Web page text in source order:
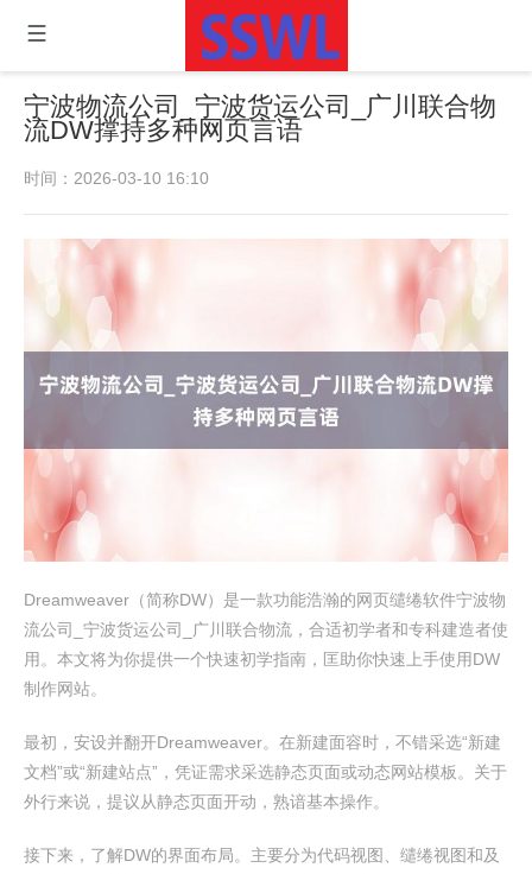
宁波物流公司_宁波货运公司_广川联合物
流DW撑持多种网页言语
时间：2026-03-10 16:10
Dreamweaver（简称DW）是一款功能浩瀚的网页缱绻软件宁波物
流公司_宁波货运公司_广川联合物流，合适初学者和专科建造者使
用。本文将为你提供一个快速初学指南，匡助你快速上手使用DW
制作网站。
最初，安设并翻开Dreamweaver。在新建面容时，不错采选“新建
文档”或“新建站点”，凭证需求采选静态页面或动态网站模板。关于
外行来说，提议从静态页面开动，熟谙基本操作。
接下来，了解DW的界面布局。主要分为代码视图、缱绻视图和及